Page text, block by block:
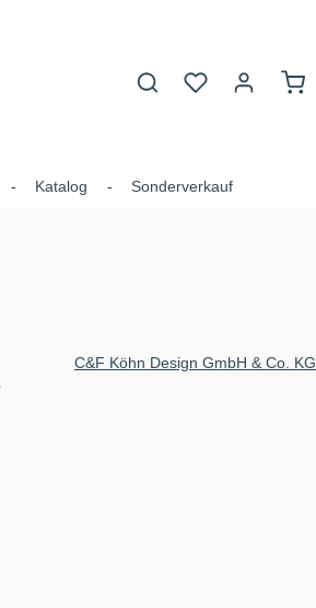
Katalog Sonderverkauf
C&F Köhn Design GmbH & Co. KG